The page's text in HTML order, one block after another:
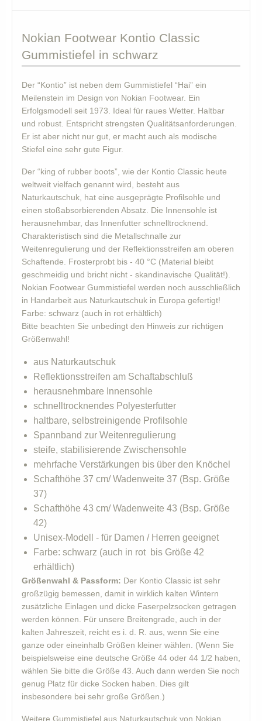
Nokian Footwear Kontio Classic
Gummistiefel in schwarz
Der “Kontio” ist neben dem Gummistiefel “Hai” ein
Meilenstein im Design von Nokian Footwear. Ein
Erfolgsmodell seit 1973. Ideal für raues Wetter. Haltbar
und robust. Entspricht strengsten Qualitätsanforderungen.
Er ist aber nicht nur gut, er macht auch als modische
Stiefel eine sehr gute Figur.
Der “king of rubber boots”, wie der Kontio Classic heute
weltweit vielfach genannt wird, besteht aus
Naturkautschuk, hat eine ausgeprägte Profilsohle und
einen stoßabsorbierenden Absatz. Die Innensohle ist
herausnehmbar, das Innenfutter schnelltrocknend.
Charakteristisch sind die Metallschnalle zur
Weitenregulierung und der Reflektionsstreifen am oberen
Schaftende. Frosterprobt bis - 40 °C (Material bleibt
geschmeidig und bricht nicht - skandinavische Qualität!).
Nokian Footwear Gummistiefel werden noch ausschließlich
in Handarbeit aus Naturkautschuk in Europa gefertigt!
Farbe: schwarz (auch in rot erhältlich)
Bitte beachten Sie unbedingt den Hinweis zur richtigen
Größenwahl!
aus Naturkautschuk
Reflektionsstreifen am Schaftabschluß
herausnehmbare Innensohle
schnelltrocknendes Polyesterfutter
haltbare, selbstreinigende Profilsohle
Spannband zur Weitenregulierung
steife, stabilisierende Zwischensohle
mehrfache Verstärkungen bis über den Knöchel
Schafthöhe 37 cm/ Wadenweite 37 (Bsp. Größe
37)
Schafthöhe 43 cm/ Wadenweite 43 (Bsp. Größe
42)
Unisex-Modell - für Damen / Herren geeignet
Farbe: schwarz (auch in rot bis Größe 42
erhältlich)
Größenwahl & Passform: Der Kontio Classic ist sehr
großzügig bemessen, damit in wirklich kalten Wintern
zusätzliche Einlagen und dicke Faserpelzsocken getragen
werden können. Für unsere Breitengrade, auch in der
kalten Jahreszeit, reicht es i. d. R. aus, wenn Sie eine
ganze oder eineinhalb Größen kleiner wählen. (Wenn Sie
beispielsweise eine deutsche Größe 44 oder 44 1/2 haben,
wählen Sie bitte die Größe 43. Auch dann werden Sie noch
genug Platz für dicke Socken haben. Dies gilt
insbesondere bei sehr große Größen.)
Weitere Gummistiefel aus Naturkautschuk von Nokian